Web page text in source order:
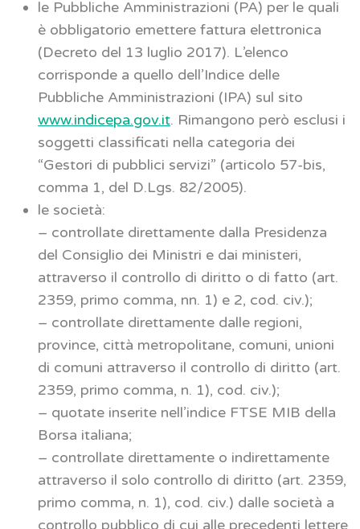
le Pubbliche Amministrazioni (PA) per le quali
è obbligatorio emettere fattura elettronica
(Decreto del 13 luglio 2017). L’elenco
corrisponde a quello dell’Indice delle
Pubbliche Amministrazioni (IPA) sul sito
www.indicepa.gov.it. Rimangono però esclusi i
soggetti classificati nella categoria dei
“Gestori di pubblici servizi” (articolo 57-bis,
comma 1, del D.Lgs. 82/2005).
le società:
– controllate direttamente dalla Presidenza
del Consiglio dei Ministri e dai ministeri,
attraverso il controllo di diritto o di fatto (art.
2359, primo comma, nn. 1) e 2, cod. civ.);
– controllate direttamente dalle regioni,
province, città metropolitane, comuni, unioni
di comuni attraverso il controllo di diritto (art.
2359, primo comma, n. 1), cod. civ.);
– quotate inserite nell’indice FTSE MIB della
Borsa italiana;
– controllate direttamente o indirettamente
attraverso il solo controllo di diritto (art. 2359,
primo comma, n. 1), cod. civ.) dalle società a
controllo pubblico di cui alle precedenti lettere